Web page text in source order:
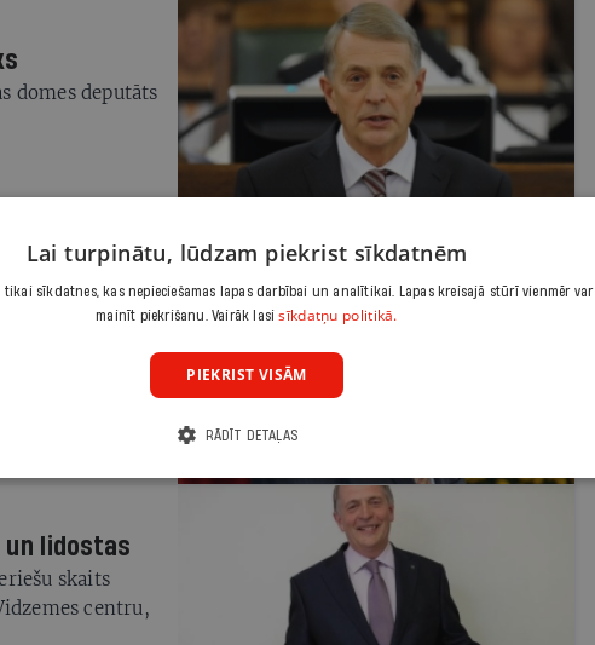
domes deputāts
un
un lidostas
skaits
centru,
Lai turpinātu, lūdzam piekrist sīkdatnēm
tikai sīkdatnes, kas nepieciešamas lapas darbībai un analītikai. Lapas kreisajā stūrī vienmēr var
mainīt piekrišanu. Vairāk lasisīkdatņu politikā.
PIEKRIST VISĀM
RĀDĪT DETAĻAS